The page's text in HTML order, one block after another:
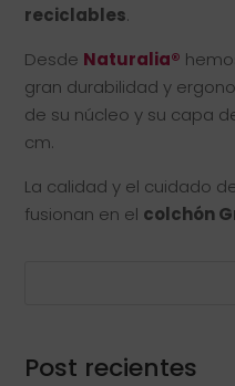
reciclables.⠀⠀⠀
Desde Naturalia®
gran durabilidad y
de su núcleo y su capa
cm.⠀⠀
La calidad y el cuidado
fusionan en el colchón
Post recientes